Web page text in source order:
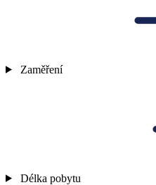
Zaměření
Délka pobytu